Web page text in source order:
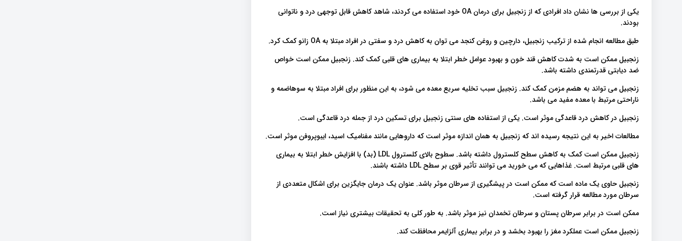
یکی از بررسی ها نشان داد افرادی که از زنجبیل برای درمان OA خود استفاده می کردند، شاهد کاهش قابل توجهی درد و ناتوانی
بودند.
طبق مطالعه انجام شده از ترکیب زنجبیل، دارچین و روغن کنجد می توان به کاهش درد و سفتی در افراد مبتلا به OA زانو کمک کرد.
زنجبیل ممکن است به شدت کاهش قند خون و بهبود عوامل خطر ابتلا به بیماری های قلبی کمک کند. زنجبیل ممکن است خواص
ضد دیابتی قدرتمندی داشته باشد.
زنجبیل می تواند به هضم مزمن کمک کند. زنجبیل سبب تخلیه سریع معده می شود، به این منظور برای افراد مبتلا به سوهاضمه و
ناراحتی مرتبط با معده مفید می باشد.
زنجبیل در کاهش درد قاعدگی موثر است. یکی از استفاده های سنتی زنجبیل برای تسکین درد از جمله درد قاعدگی است.
مطالعات اخیر به این نتیجه رسیده اند که زنجبیل به همان اندازه موثر است که داروهایی مانند مفنامیک اسید، ایبوپروفن موثر است.
زنجبیل ممکن است کمک به کاهش سطح کلسترول داشته باشد. سطوح بالای کلسترول LDL (بد) با افزایش خطر ابتلا به بیماری
های قلبی مرتبط است. غذاهایی که می خورید می توانند تأثیر قوی بر سطح LDL داشته باشند.
زنجبیل حاوی یک ماده است که ممکن است در پیشگیری از سرطان موثر باشد. عنوان یک درمان جایگزین برای اشکال متعددی از
سرطان مورد مطالعه قرار گرفته است.
ممکن است در برابر سرطان پستان و سرطان تخمدان نیز موثر باشد. به طور کلی به تحقیقات بیشتری نیاز است.
زنجبیل ممکن است عملکرد مغز را بهبود بخشد و در برابر بیماری آلزایمر محافظت کند.